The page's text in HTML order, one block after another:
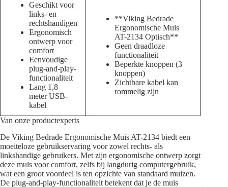
Geschikt voor
links- en
rechtshandigen
Ergonomisch
ontwerp voor
comfort
Eenvoudige
plug-and-play-
functionaliteit
Lang 1,8
meter USB-
kabel
**Viking Bedrade
Ergonomische Muis
AT-2134 Optisch**
Geen draadloze
functionaliteit
Beperkte knoppen (3
knoppen)
Zichtbare kabel kan
rommelig zijn
Van onze productexperts
De Viking Bedrade Ergonomische Muis AT-2134 biedt een
moeiteloze gebruikservaring voor zowel rechts- als
linkshandige gebruikers. Met zijn ergonomische ontwerp zorgt
deze muis voor comfort, zelfs bij langdurig computergebruik,
wat een groot voordeel is ten opzichte van standaard muizen.
De plug-and-play-functionaliteit betekent dat je de muis